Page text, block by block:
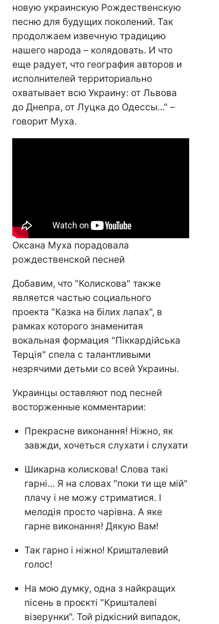
новую украинскую Рождественскую
песню для будущих поколений. Так
продолжаем извечную традицию
нашего народа – колядовать. И что
еще радует, что география авторов и
исполнителей территориально
охватывает всю Украину: от Львова
до Днепра, от Луцка до Одессы..." –
говорит Муха.
Оксана Муха порадовала
рождественской песней
Добавим, что "Колискова" также
является частью социального
проекта "Казка на білих лапах", в
рамках которого знаменитая
вокальная формация "Піккардійська
Терція" спела с талантливыми
незрячими детьми со всей Украины.
Украинцы оставляют под песней
восторженные комментарии:
Прекрасне виконання! Ніжно, як
завжди, хочеться слухати і слухати
Шикарна колискова! Слова такі
гарні... Я на словах "поки ти ще мій"
плачу і не можу стриматися. І
мелодія просто чарівна. А яке
гарне виконання! Дякую Вам!
Так гарно і ніжно! Кришталевий
голос!
На мою думку, одна з найкращих
пісень в проєкті "Кришталеві
візерунки". Той рідкісний випадок,